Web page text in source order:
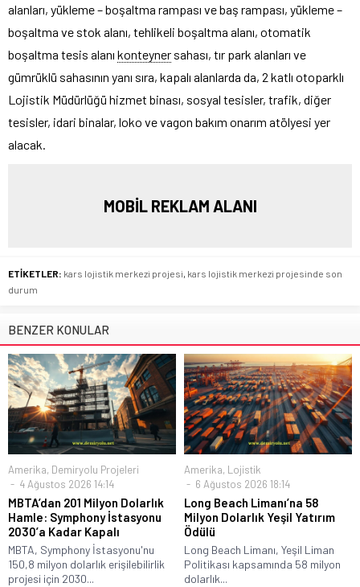
alanları, yükleme – boşaltma rampası ve baş rampası, yükleme –
boşaltma ve stok alanı, tehlikeli boşaltma alanı, otomatik
boşaltma tesis alanı konteyner sahası, tır park alanları ve
gümrüklü sahasının yanı sıra, kapalı alanlarda da, 2 katlı otoparklı
Lojistik Müdürlüğü hizmet binası, sosyal tesisler, trafik, diğer
tesisler, idari binalar, loko ve vagon bakım onarım atölyesi yer
alacak.
MOBİL REKLAM ALANI
ETİKETLER: kars lojistik merkezi projesi kars lojistik merkezi projesinde son
durum
BENZER KONULAR
Amerika, Demiryolu Projeleri
4 Ağustos 2026 14:14
MBTA’dan 201 Milyon Dolarlık
Hamle: Symphony İstasyonu
2030’a Kadar Kapalı
MBTA, Symphony İstasyonu'nu
150,8 milyon dolarlık erişilebilirlik
projesi için 2030...
Amerika, Lojistik
6 Ağustos 2026 18:14
Long Beach Limanı’na 58
Milyon Dolarlık Yeşil Yatırım
Ödülü
Long Beach Limanı, Yeşil Liman
Politikası kapsamında 58 milyon
dolarlık...